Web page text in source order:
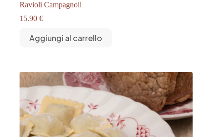
Ravioli Campagnoli
15.90 €
Aggiungi al carrello